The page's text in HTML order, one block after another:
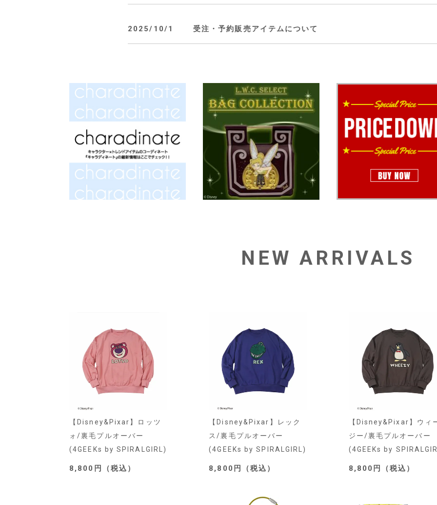
2025/10/1 受注・予約販売アイテムについて
NEW ARRIVALS
【Disney&Pixar】ロッツ
ォ/裏毛プルオーバー
(4GEEKs by SPIRALGIRL)
8,800円（税込）
【Disney&Pixar】レック
ス/裏毛プルオーバー
(4GEEKs by SPIRALGIRL)
8,800円（税込）
【Disney&Pixar】ウィ
ジー/裏毛プルオーバー
(4GEEKs by
8,800円（税込）